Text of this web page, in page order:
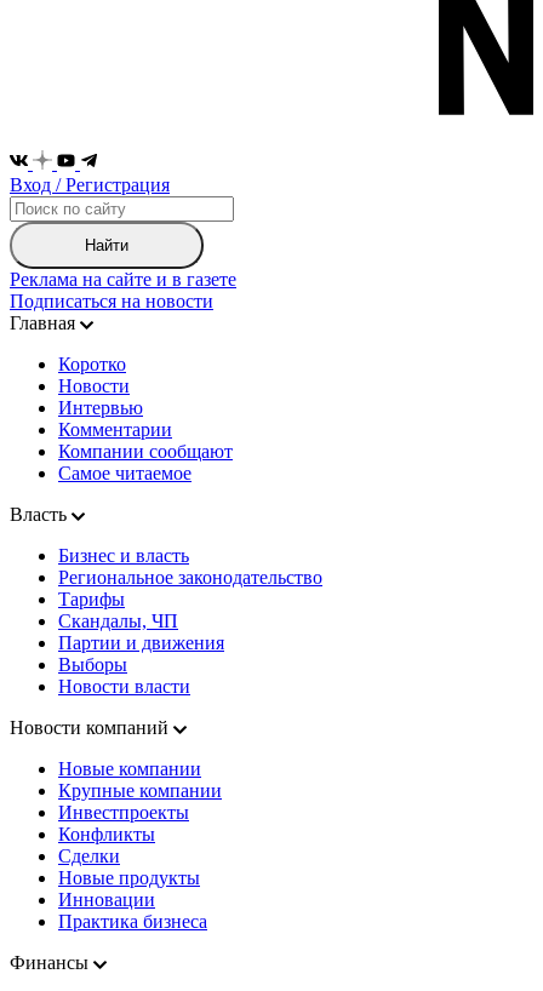
Вход / Регистрация
Найти
Реклама на сайте и в газете
Подписаться на новости
Главная
Коротко
Новости
Интервью
Комментарии
Компании сообщают
Самое читаемое
Власть
Бизнес и власть
Региональное законодательство
Тарифы
Скандалы, ЧП
Партии и движения
Выборы
Новости власти
Новости компаний
Новые компании
Крупные компании
Инвестпроекты
Конфликты
Сделки
Новые продукты
Инновации
Практика бизнеса
Финансы